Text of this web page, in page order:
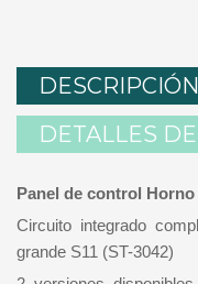
DESCRIPCIÓN
DETALLES
Panel de control Horno
Circuito integrado
grande S11 (ST-3042)